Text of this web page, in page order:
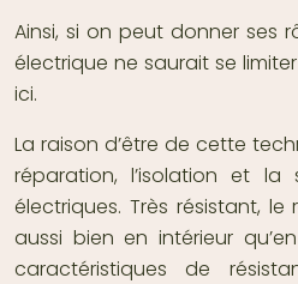
Ainsi, si on peut donner ses
électrique ne saurait se
ici.
La raison d’être de cette
réparation, l’isolation et la
électriques. Très résistant, le
aussi bien en intérieur
caractéristiques de